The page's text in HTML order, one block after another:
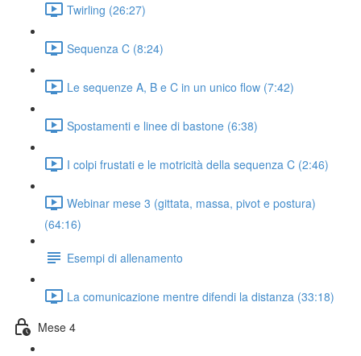
Twirling (26:27)
Sequenza C (8:24)
Le sequenze A, B e C in un unico flow (7:42)
Spostamenti e linee di bastone (6:38)
I colpi frustati e le motricità della sequenza C (2:46)
Webinar mese 3 (gittata, massa, pivot e postura)
(64:16)
Esempi di allenamento
La comunicazione mentre difendi la distanza (33:18)
Mese 4